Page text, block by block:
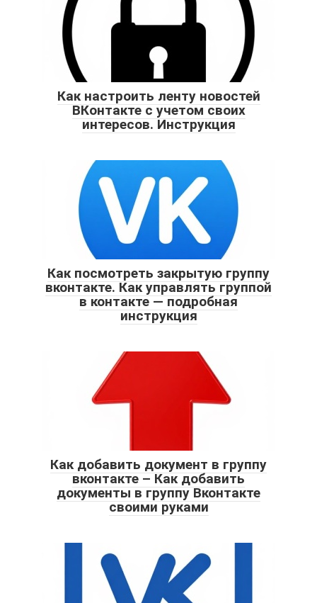
Как настроить ленту новостей
ВКонтакте с учетом своих
интересов. Инструкция
Как посмотреть закрытую группу
вконтакте. Как управлять группой
в контакте — подробная
инструкция
Как добавить документ в группу
вконтакте – Как добавить
документы в группу Вконтакте
своими руками